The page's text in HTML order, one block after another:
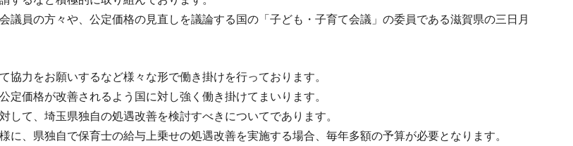
議員の方々や、公定価格の見直しを議論する国の「子ども・子育て会議」の委員である滋賀県の三日月
協力をお願いするなど様々な形で働き掛けを行っております。
定価格が改善されるよう国に対し強く働き掛けてまいります。
して、埼玉県独自の処遇改善を検討すべきについてであります。
に、県独自で保育士の給与上乗せの処遇改善を実施する場合、毎年多額の予算が必要となります。